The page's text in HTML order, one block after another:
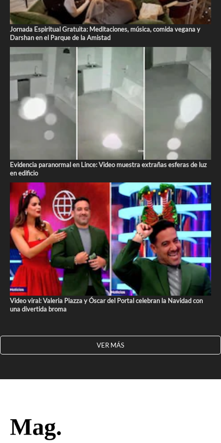
Jornada Espiritual Gratuita: Meditaciones, música, comida vegana y
Darshan en el Parque de la Amistad
Evidencia paranormal en Lince: Video muestra extrañas esferas de luz
en edificio
Video viral: Valeria Piazza y Óscar del Portal celebran la Navidad con
una divertida broma
VER MÁS